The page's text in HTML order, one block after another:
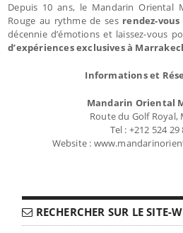
Depuis 10 ans, le Mandarin Oriental
Rouge au rythme de ses rendez-
décennie d’émotions et laissez-vous
d’expériences exclusives à
Informations et
Mandarin Oriental
Route du Golf Royal,
Tel : +212 524 29
Website :
RECHERCHER SUR LE SITE-